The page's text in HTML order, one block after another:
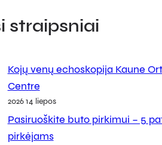
straipsniai
Kojų venų echoskopija Kaune
Centre
2026 14 liepos
Pasiruoškite buto pirkimui – 5
pirkėjams